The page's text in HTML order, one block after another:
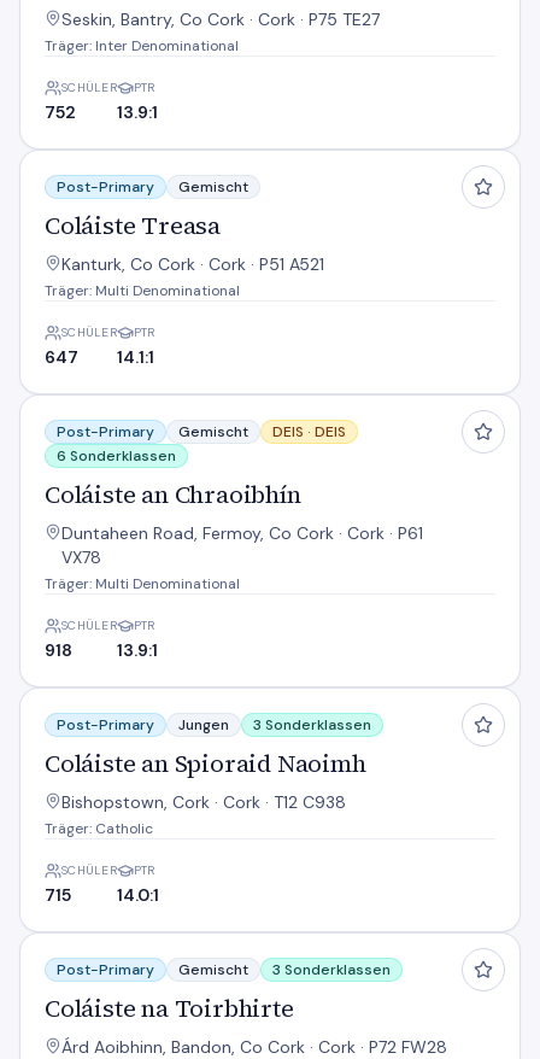
Seskin, Bantry, Co Cork · Cork · P75 TE27
Träger: Inter Denominational
SCHÜLER
752
PTR
13.9:1
Coláiste Treasa
Post-Primary Gemischt
Coláiste Treasa
Kanturk, Co Cork · Cork · P51 A521
Träger: Multi Denominational
SCHÜLER
647
PTR
14.1:1
Coláiste an Chraoibhín
Post-Primary Gemischt DEIS · DEIS
6 Sonderklassen
Coláiste an Chraoibhín
Duntaheen Road, Fermoy, Co Cork · Cork · P61
VX78
Träger: Multi Denominational
SCHÜLER
918
PTR
13.9:1
Coláiste an Spioraid Naoimh
Post-Primary Jungen 3 Sonderklassen
Coláiste an Spioraid Naoimh
Bishopstown, Cork · Cork · T12 C938
Träger: Catholic
SCHÜLER
715
PTR
14.0:1
Coláiste na Toirbhirte
Post-Primary Gemischt 3 Sonderklassen
Coláiste na Toirbhirte
Árd Aoibhinn, Bandon, Co Cork · Cork · P72 FW28